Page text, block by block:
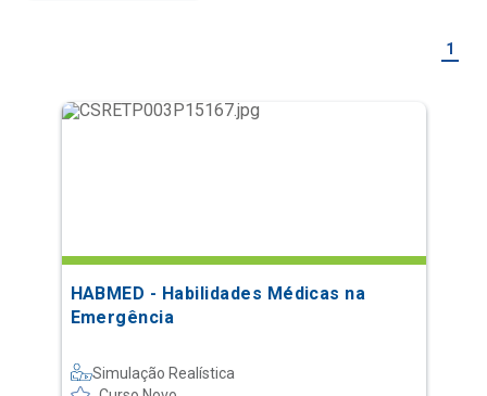
1
HABMED - Habilidades Médicas na
Emergência
Simulação Realística